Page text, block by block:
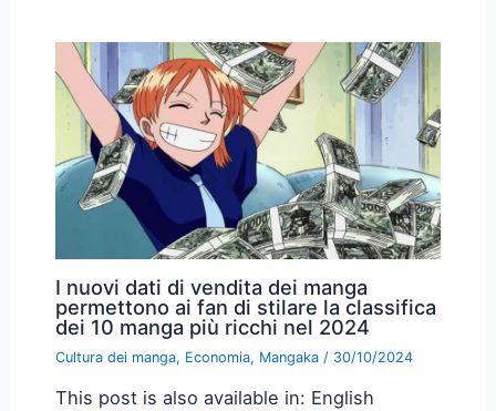
I nuovi dati di vendita dei manga
permettono ai fan di stilare la classifica
dei 10 manga più ricchi nel 2024
Cultura dei manga, Economia, Mangaka/ 30/10/2024
This post is also available in: English